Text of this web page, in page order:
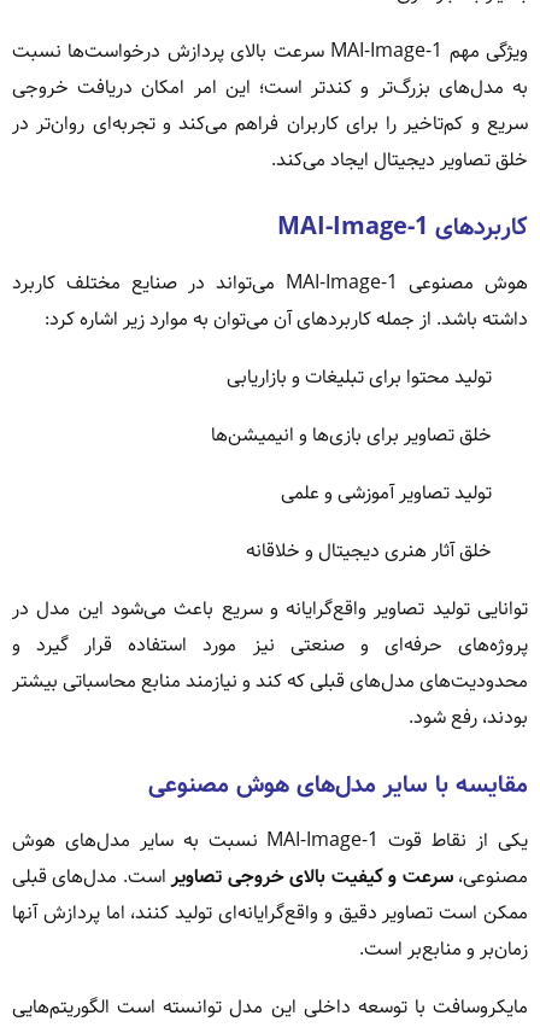
ویژگی مهم MAI-Image-1 سرعت بالای پردازش درخواست‌ها نسبت
به مدل‌های بزرگ‌تر و کندتر است؛ این امر امکان دریافت خروجی
سریع و کم‌تاخیر را برای کاربران فراهم می‌کند و تجربه‌ای روان‌تر در
خلق تصاویر دیجیتال ایجاد می‌کند.
کاربردهای MAI-Image-1
هوش مصنوعی MAI-Image-1 می‌تواند در صنایع مختلف کاربرد
داشته باشد. از جمله کاربردهای آن می‌توان به موارد زیر اشاره کرد:
تولید محتوا برای تبلیغات و بازاریابی
خلق تصاویر برای بازی‌ها و انیمیشن‌ها
تولید تصاویر آموزشی و علمی
خلق آثار هنری دیجیتال و خلاقانه
توانایی تولید تصاویر واقع‌گرایانه و سریع باعث می‌شود این مدل در
پروژه‌های حرفه‌ای و صنعتی نیز مورد استفاده قرار گیرد و
محدودیت‌های مدل‌های قبلی که کند و نیازمند منابع محاسباتی بیشتر
بودند، رفع شود.
مقایسه با سایر مدل‌های هوش مصنوعی
یکی از نقاط قوت MAI-Image-1 نسبت به سایر مدل‌های هوش
مصنوعی،سرعت و کیفیت بالای خروجی تصاویراست. مدل‌های قبلی
ممکن است تصاویر دقیق و واقع‌گرایانه‌ای تولید کنند، اما پردازش آنها
زمان‌بر و منابع‌بر است.
مایکروسافت با توسعه داخلی این مدل توانسته است الگوریتم‌هایی